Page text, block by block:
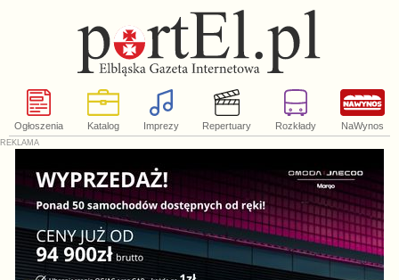
Ogłoszenia Katalog Imprezy Repertuary Rozkłady NaWynos